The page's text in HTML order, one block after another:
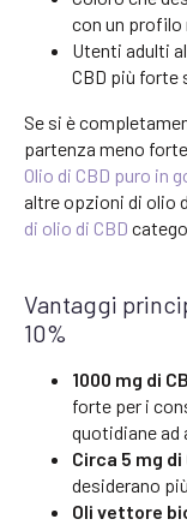
con un profilo
Utenti adulti
CBD più
Se si è
partenza meno
Olio di CBD puro in
altre opzioni di olio
di olio di CBD
Vantaggi
10%
1000 mg di
forte per i
quotidiane ad
Circa 5 mg
desiderano
Oli vettore